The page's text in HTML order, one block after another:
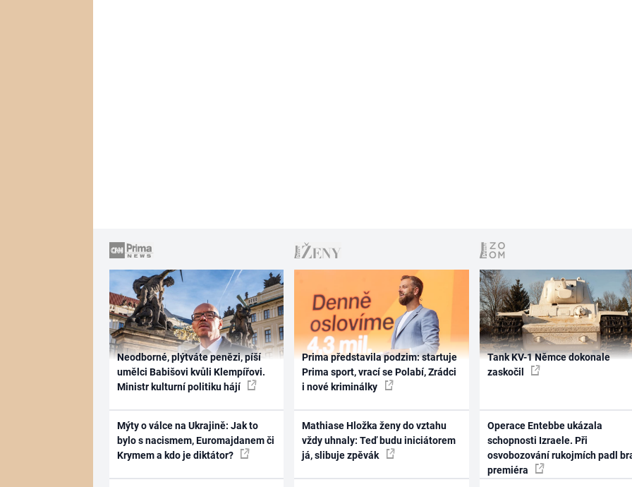
Neodborné, plýtváte penězi, píší
umělci Babišovi kvůli Klempířovi.
Ministr kulturní politiku hájí
Mýty o válce na Ukrajině: Jak to
bylo s nacismem, Euromajdanem či
Krymem a kdo je diktátor?
Prima představila podzim: startuje
Prima sport, vrací se Polabí, Zrádci
i nové kriminálky
Mathiase Hložka ženy do vztahu
vždy uhnaly: Teď budu iniciátorem
já, slibuje zpěvák
Tank KV-1 Němce dokonale
zaskočil
Operace Entebbe ukázala
schopnosti Izraele. Při
osvobozování rukojmích padl
premiéra